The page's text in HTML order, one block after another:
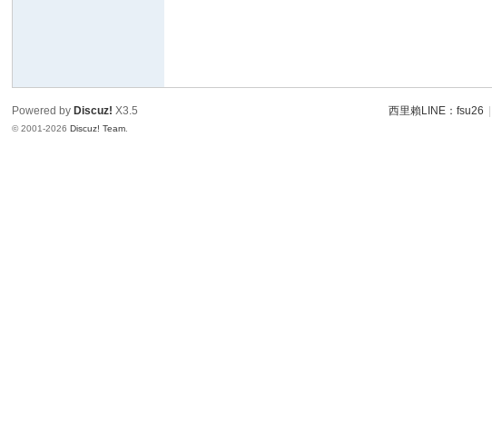
西里賴LINE：fsu26
Powered by Discuz! X3.5
© 2001-2026Discuz! Team